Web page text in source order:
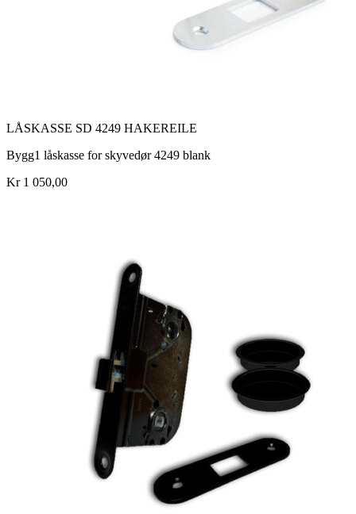
LÅSKASSE SD 4249 HAKEREILE
Bygg1 låskasse for skyvedør 4249 blank
Kr 1 050,00